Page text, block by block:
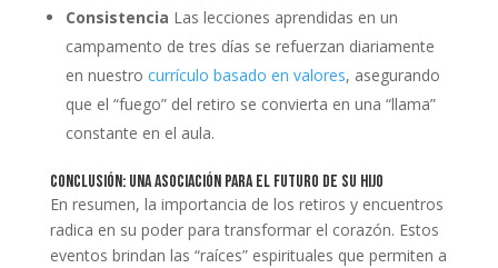
Consistencia Las lecciones aprendidas en un
campamento de tres días se refuerzan diariamente
en nuestro currículo basado en valores, asegurando
que el “fuego” del retiro se convierta en una “llama”
constante en el aula.
Conclusión: Una asociación para el futuro de su hijo
En resumen, la importancia de los retiros y encuentros
radica en su poder para transformar el corazón. Estos
eventos brindan las “raíces” espirituales que permiten a